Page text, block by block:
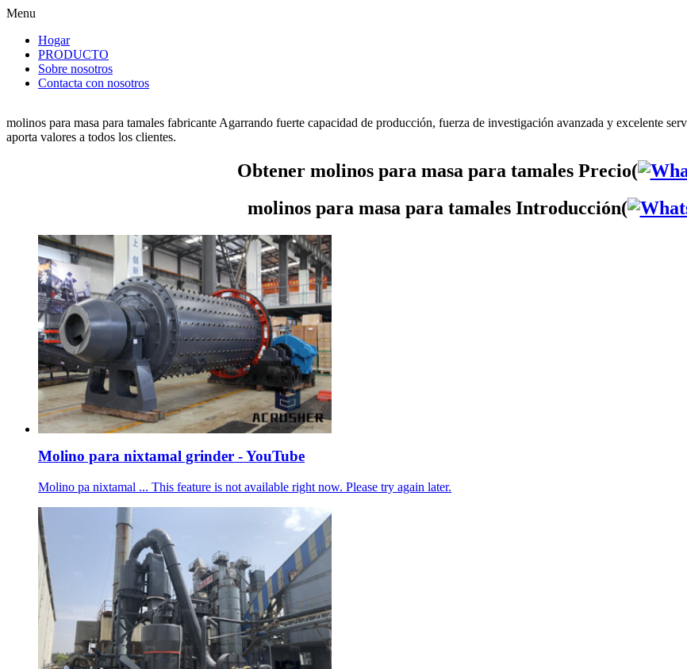
Menu
Hogar
PRODUCTO
Sobre nosotros
Contacta con nosotros
molinos para masa para tamales fabricante Agarrando fuerte capacidad de producción, fuerza de investigación avanzada y excelente
aporta valores a todos los clientes.
Obtener molinos para masa para tamales Precio(
molinos para masa para tamales Introducción(
Molino para nixtamal grinder - YouTube
Molino pa nixtamal ... This feature is not available right now. Please try again later.